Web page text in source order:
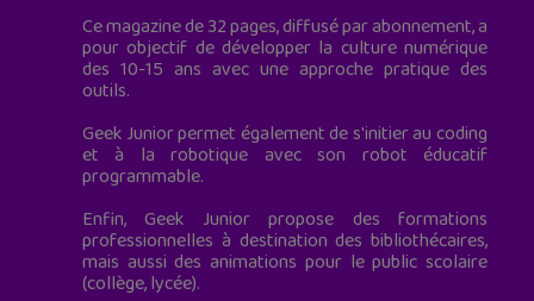
Ce magazine de 32 pages, diffusé par abonnement, a
pour objectif de développer la culture numérique
des 10-15 ans avec une approche pratique des
outils.
Geek Junior permet également de s'initier au coding
et à la robotique avec son robot éducatif
programmable.
Enfin, Geek Junior propose des formations
professionnelles à destination des bibliothécaires,
mais aussi des animations pour le public scolaire
(collège, lycée).